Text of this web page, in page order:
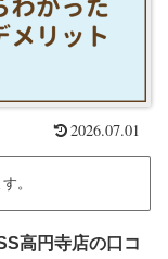
2026.07.01
。
高円寺店の口コ